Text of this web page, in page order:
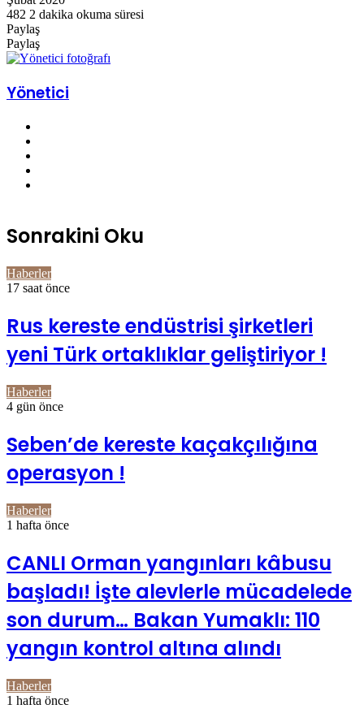
482 2 dakika okuma süresi
Paylaş
Facebook
Twitter
LinkedIn
Pinterest
Pocket
WhatsApp
Telegram
E-
Posta
paylaş
Yazdır
Paylaş
Facebook
Twitter
LinkedIn
Pinterest
Pocket
E-
ile
paylaş
Yazdır
Yönetici
Sonrakini Oku
Haberler
17 saat önce
Rus kereste endüstrisi şirketleri
yeni Türk ortaklıklar geliştiriyor !
Haberler
4 gün önce
Seben’de kereste kaçakçılığına
operasyon !
Haberler
1 hafta önce
CANLI Orman yangınları kâbusu
başladı! İşte alevlerle mücadelede
son durum… Bakan Yumaklı: 110
yangın kontrol altına alındı
Haberler
1 hafta önce